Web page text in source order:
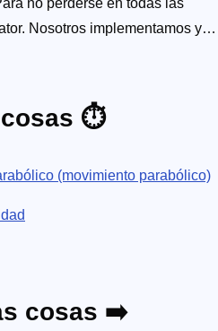
no perderse en todas las
Nosotros implementamos y
el proceso gracias a las
un examen o intentando resolver
cosas ⏱️
(movimiento parabólico)
cosas ➡️